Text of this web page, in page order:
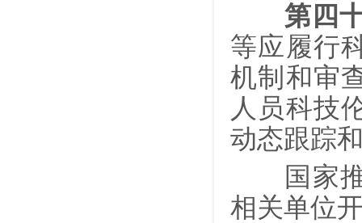
第四
等应履行
机制和审
人员科技
动态跟踪
国家推
相关单位